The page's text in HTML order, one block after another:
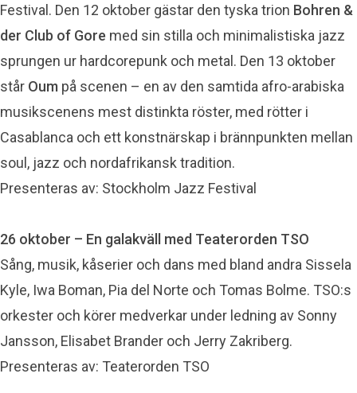
Festival. Den 12 oktober gästar den tyska trion Bohren &
der Club of Gore med sin stilla och minimalistiska jazz
sprungen ur hardcorepunk och metal. Den 13 oktober
står Oum på scenen – en av den samtida afro-arabiska
musikscenens mest distinkta röster, med rötter i
Casablanca och ett konstnärskap i brännpunkten mellan
soul, jazz och nordafrikansk tradition.
Presenteras av: Stockholm Jazz Festival
26 oktober – En galakväll med Teaterorden TSO
Sång, musik, kåserier och dans med bland andra Sissela
Kyle, Iwa Boman, Pia del Norte och Tomas Bolme. TSO:s
orkester och körer medverkar under ledning av Sonny
Jansson, Elisabet Brander och Jerry Zakriberg.
Presenteras av: Teaterorden TSO